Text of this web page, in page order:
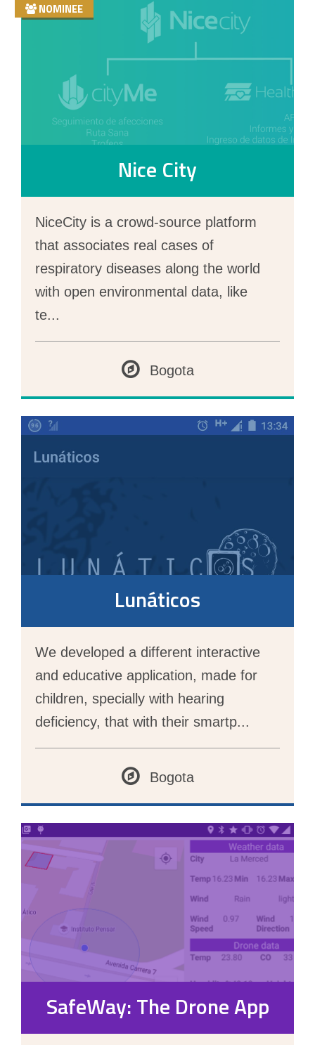
NOMINEE
Nice City
NiceCity is a crowd-source platform
that associates real cases of
respiratory diseases along the world
with open environmental data, like
te...
Bogota
Lunáticos
We developed a different interactive
and educative application, made for
children, specially with hearing
deficiency, that with their smartp...
Bogota
SafeWay: The Drone App